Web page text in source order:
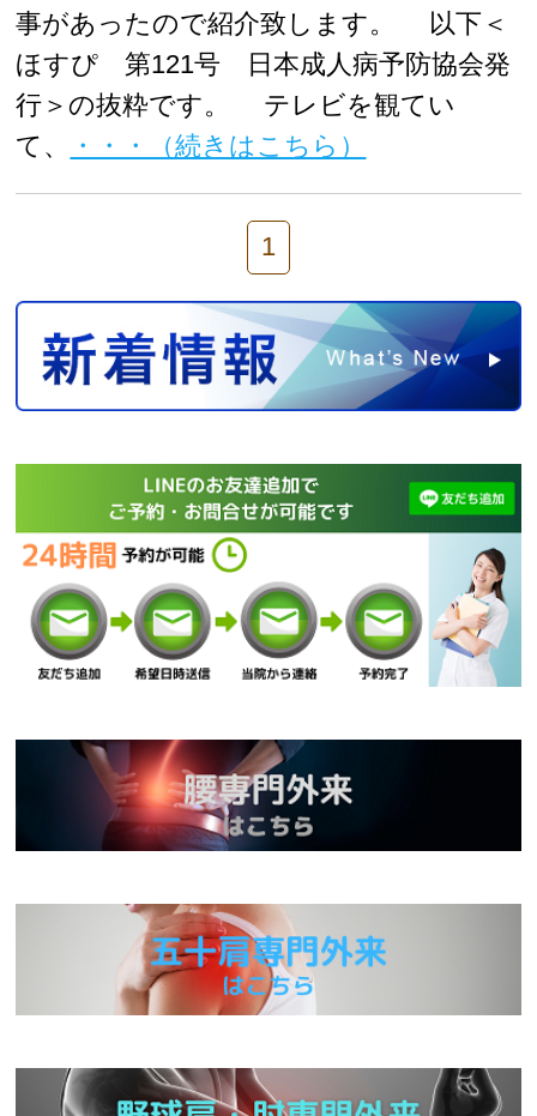
事があったので紹介致します。 以下＜
ほすぴ 第121号 日本成人病予防協会発
行＞の抜粋です。 テレビを観てい
て、
・・・（続きはこちら）
1